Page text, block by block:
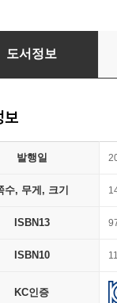
트 정리
도서정보
보
발행일
수, 무게, 크기
ISBN13
ISBN10
KC인증